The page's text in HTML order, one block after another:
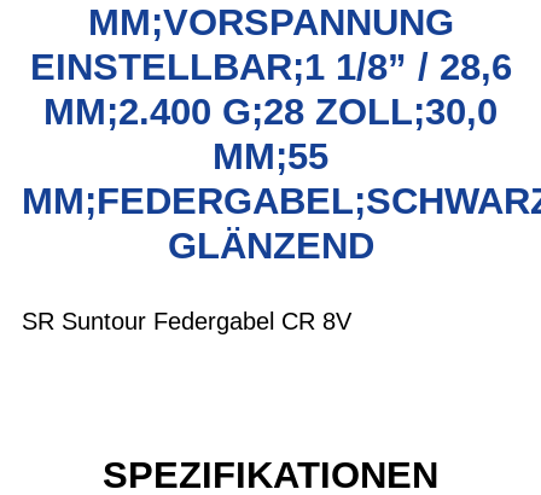
MM;VORSPANNUNG
EINSTELLBAR;1 1/8” / 28,6
MM;2.400 G;28 ZOLL;30,0
MM;55
GLÄNZEND
SR Suntour Federgabel CR 8V
SPEZIFIKATIONEN